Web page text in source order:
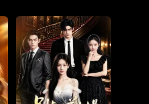
第34集 第35集 第36集
第37集 第38集 第39集